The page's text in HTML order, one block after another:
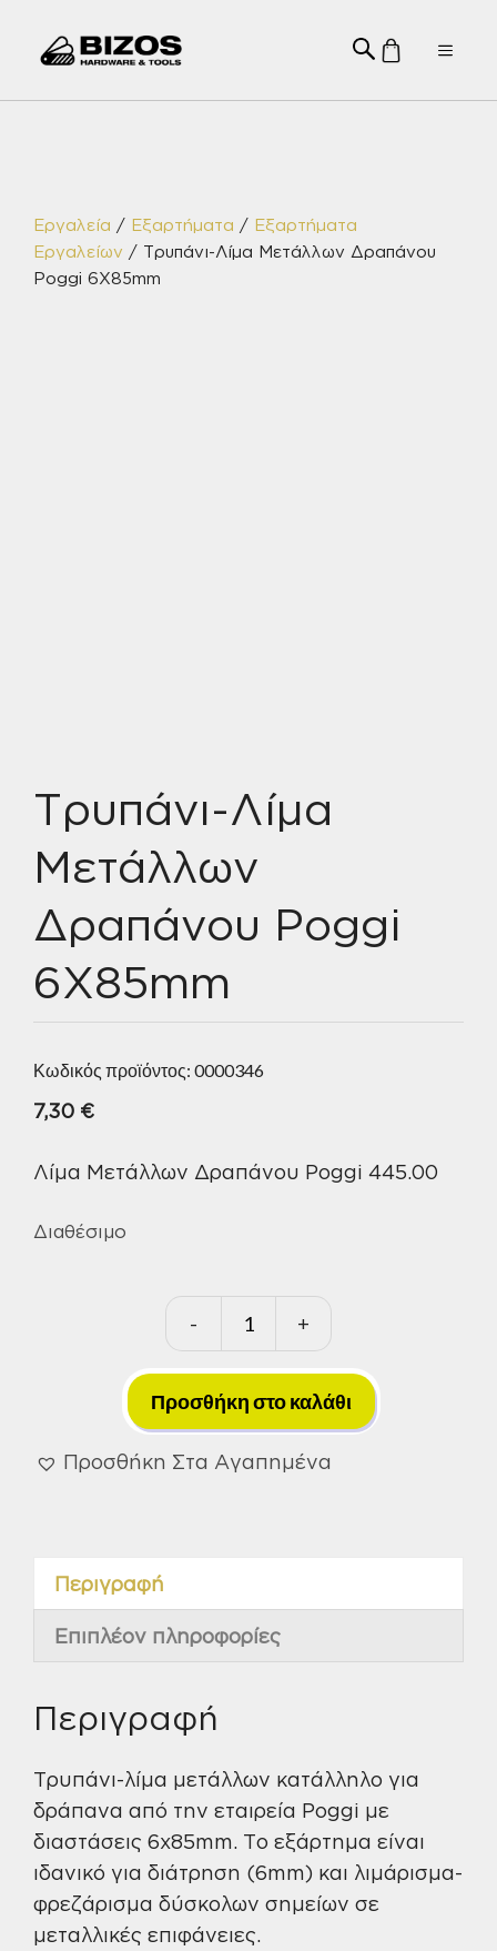
Menu
Εργαλεία / Εξαρτήματα / Εξαρτήματα
Εργαλείων / Τρυπάνι-Λίμα Μετάλλων Δραπάνου
Poggi 6Χ85mm
Τρυπάνι-Λίμα
Μετάλλων
Δραπάνου Poggi
6Χ85mm
Κωδικός προϊόντος: 0000346
7,30 €
Λίμα Μετάλλων Δραπάνου Poggi 445.00
Διαθέσιμο
-
Τρυπάνι-
Λίμα
Μετάλλων
Δραπάνου
Poggi
+
Προσθήκη στο καλάθι
Προσθήκη Στα Αγαπημένα
Περιγραφή
Επιπλέον πληροφορίες
Περιγραφή
Τρυπάνι-λίμα μετάλλων κατάλληλο για
δράπανα από την εταιρεία Poggi με
διαστάσεις 6x85mm. Το εξάρτημα είναι
ιδανικό για διάτρηση (6mm) και λιμάρισμα-
φρεζάρισμα δύσκολων σημείων σε
μεταλλικές επιφάνειες.